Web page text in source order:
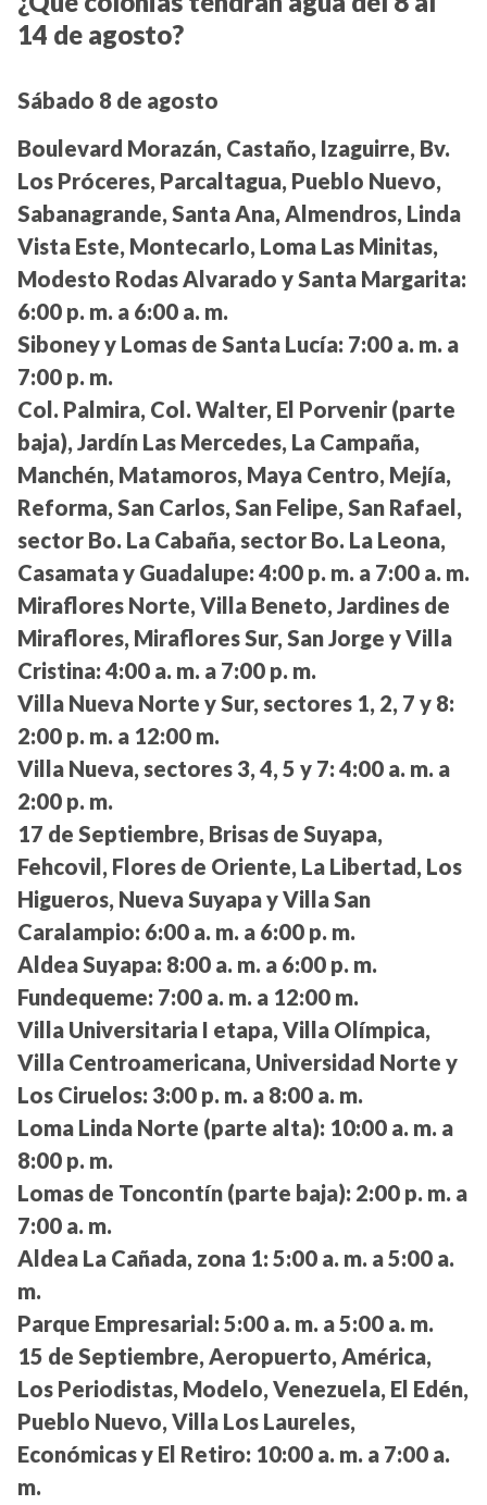
14 de agosto?
Sábado 8 de agosto
Boulevard Morazán, Castaño, Izaguirre, Bv.
Los Próceres, Parcaltagua, Pueblo Nuevo,
Sabanagrande, Santa Ana, Almendros, Linda
Vista Este, Montecarlo, Loma Las Minitas,
Modesto Rodas Alvarado y Santa Margarita:
6:00 p. m. a 6:00 a. m.
Siboney y Lomas de Santa Lucía: 7:00 a. m. a
7:00 p. m.
Col. Palmira, Col. Walter, El Porvenir (parte
baja), Jardín Las Mercedes, La Campaña,
Manchén, Matamoros, Maya Centro, Mejía,
Reforma, San Carlos, San Felipe, San Rafael,
sector Bo. La Cabaña, sector Bo. La Leona,
Casamata y Guadalupe: 4:00 p. m. a 7:00 a. m.
Miraflores Norte, Villa Beneto, Jardines de
Miraflores, Miraflores Sur, San Jorge y Villa
Cristina: 4:00 a. m. a 7:00 p. m.
Villa Nueva Norte y Sur, sectores 1, 2, 7 y 8:
2:00 p. m. a 12:00 m.
Villa Nueva, sectores 3, 4, 5 y 7: 4:00 a. m. a
2:00 p. m.
17 de Septiembre, Brisas de Suyapa,
Fehcovil, Flores de Oriente, La Libertad, Los
Higueros, Nueva Suyapa y Villa San
Caralampio: 6:00 a. m. a 6:00 p. m.
Aldea Suyapa: 8:00 a. m. a 6:00 p. m.
Fundequeme: 7:00 a. m. a 12:00 m.
Villa Universitaria I etapa, Villa Olímpica,
Villa Centroamericana, Universidad Norte y
Los Ciruelos: 3:00 p. m. a 8:00 a. m.
Loma Linda Norte (parte alta): 10:00 a. m. a
8:00 p. m.
Lomas de Toncontín (parte baja): 2:00 p. m. a
7:00 a. m.
Aldea La Cañada, zona 1: 5:00 a. m. a 5:00 a.
m.
Parque Empresarial: 5:00 a. m. a 5:00 a. m.
15 de Septiembre, Aeropuerto, América,
Los Periodistas, Modelo, Venezuela, El Edén,
Pueblo Nuevo, Villa Los Laureles,
Económicas y El Retiro: 10:00 a. m. a 7:00 a.
m.